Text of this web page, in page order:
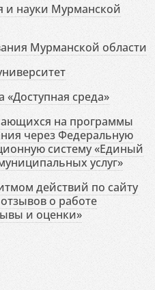
и науки Мурманской
Мурманской области
«Доступная среда»
на программы
через Федеральную
систему «Единый
услуг»
действий по сайту
о работе
и оценки»